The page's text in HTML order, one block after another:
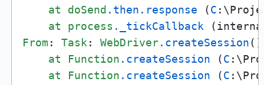
at
doSend .then .response (C
at
process ._tickCallback
From : Task : WebDriver.createSession()
at
Function .createSession (C
at
Function .createSession (C